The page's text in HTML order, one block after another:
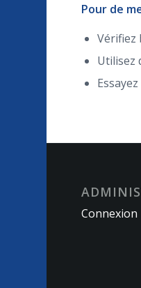
Pour de
Vérifiez
Utilisez
Connexion